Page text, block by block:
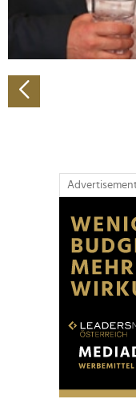
zu können und die
analysieren.
Verwendung
Partner führen diese
weiteren Daten